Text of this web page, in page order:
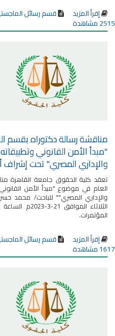
إقرأ المزيد قسم رسائل
2515 مشاهدة
مناقشة رسالة دكتوراه بقسم
"مبدأ الأمن القانوني
والإداري المصري" تحت إشراف
تعقد كلية الحقوق جامعة القاهرة
العام في موضوع "مبدأ الأمن
والإداري المصري"" للباحث/ محمد
الثلاثاء
المؤتمرات.
إقرأ المزيد قسم رسائل
1617 مشاهدة